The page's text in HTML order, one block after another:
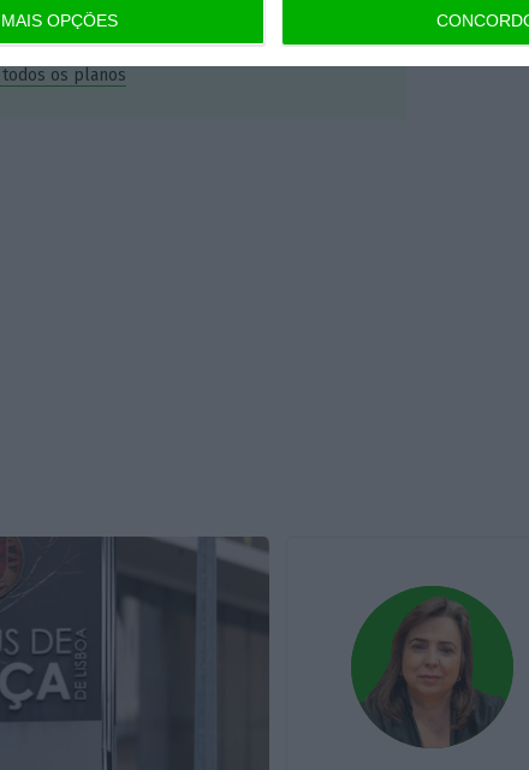
MAIS OPÇÕES
Assine já
todos os planos